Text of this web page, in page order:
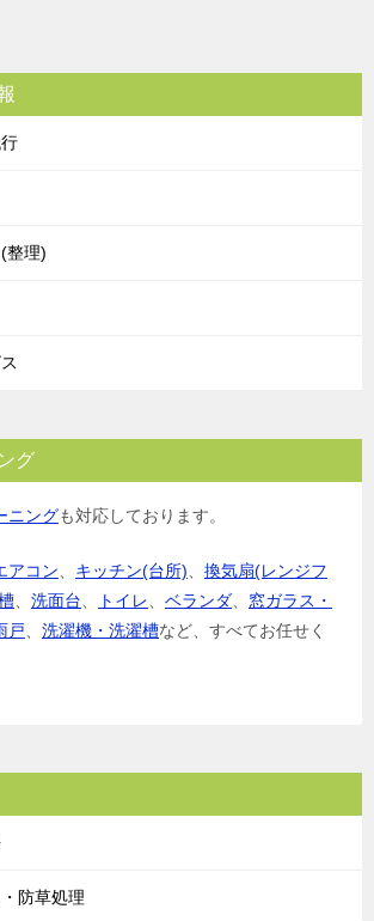
整理)
グ
ニングも対応しております。
アコン、 キッチン(台所)、 換気扇(レンジフ
、 洗面台、 トイレ、 ベランダ、 窓ガラス・
戸、 洗濯機・洗濯槽など、すべてお任せく
防草処理